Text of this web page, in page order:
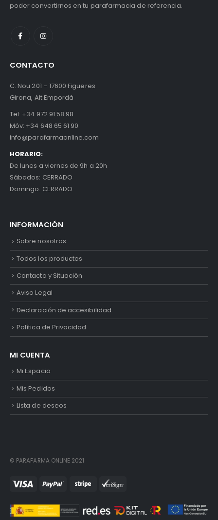
poder convertirnos en tu parafarmacia de referencia.
CONTACTO
C. Nou 201 – 17600 Figueres
Girona, Alt Empordà
Tel: +34 972 91 58 98
Móv: +34 648 65 61 90
info@parafarmaonline.com
HORARIO:
De lunes a viernes de 9h a 20h
Sábados: CERRADO
Domingo: CERRADO
INFORMACIÓN
Sobre nosotros
Todos los productos
Contacto y Situación
Aviso Legal
Declaración de accesibilidad
Política de Privacidad
MI CUENTA
Mi Espacio
Mis Pedidos
Lista de deseos
© PARAFARMA ONLINE 2021